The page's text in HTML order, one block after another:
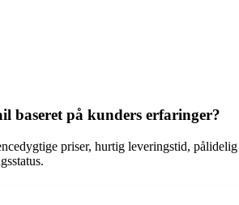
baseret på kunders erfaringer?
priser, hurtig leveringstid,